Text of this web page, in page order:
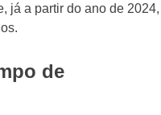
já a partir do ano de 2024,
de